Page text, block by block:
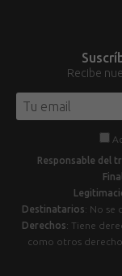
Recibe
Responsable del
Destinatarios: No se
Derechos: Tiene
como otros